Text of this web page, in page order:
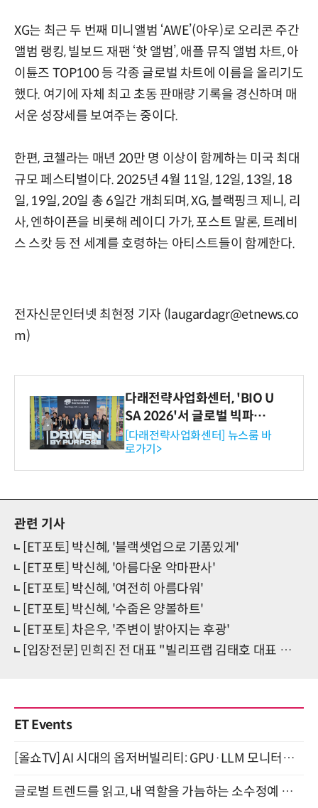
XG는 최근 두 번째 미니앨범 ‘AWE’(아우)로 오리콘 주간
앨범 랭킹, 빌보드 재팬 ‘핫 앨범’, 애플 뮤직 앨범 차트, 아
이튠즈 TOP100 등 각종 글로벌 차트에 이름을 올리기도
했다. 여기에 자체 최고 초동 판매량 기록을 경신하며 매
서운 성장세를 보여주는 중이다.
한편, 코첼라는 매년 20만 명 이상이 함께하는 미국 최대
규모 페스티벌이다. 2025년 4월 11일, 12일, 13일, 18
일, 19일, 20일 총 6일간 개최되며, XG, 블랙핑크 제니, 리
사, 엔하이픈을 비롯해 레이디 가가, 포스트 말론, 트레비
스 스캇 등 전 세계를 호령하는 아티스트들이 함께한다.
전자신문인터넷 최현정 기자 (laugardagr@etnews.co
m)
다래전략사업화센터, 'BIO U
SA 2026'서 글로벌 빅파마
와의 비즈니스 미팅 지원…K
-바이오 해외 진출 교두보 확
보
[다래전략사업화센터] 뉴스룸 바
로가기>
관련 기사
[ET포토] 박신혜, '블랙셋업으로 기품있게'
[ET포토] 박신혜, '아름다운 악마판사'
[ET포토] 박신혜, '여전히 아름다워'
[ET포토] 박신혜, '수줍은 양볼하트'
[ET포토] 차은우, '주변이 밝아지는 후광'
[입장전문] 민희진 전 대표 "빌리프랩 김태호 대표 등에 명예훼손 및 손해배상 소송"
ET Events
[올쇼TV] AI 시대의 옵저버빌리티: GPU·LLM 모니터링부터 AI 기반 장애 대응까지 (8/11 생방송)
글로벌 트렌드를 읽고, 내 역할을 가늠하는 소수정예 실습 워크숍 (8/28)